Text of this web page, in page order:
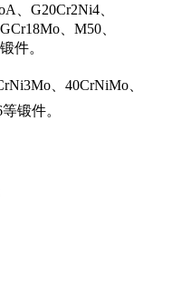
、G20Cr2Ni4、
、M50、
件。
、40CrNiMo、
锻件。